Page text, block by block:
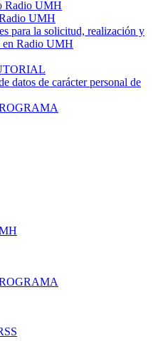
Radio UMH
UMH
para la solicitud, realización y
en Radio UMH
datos de carácter personal de